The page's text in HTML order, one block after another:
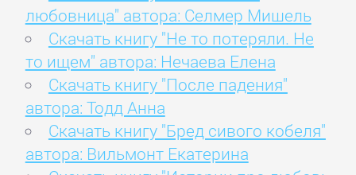
любовница" автора: Селмер Мишель
Скачать книгу "Не то потеряли. Не
то ищем" автора: Нечаева Елена
Скачать книгу "После падения"
автора: Тодд Анна
Скачать книгу "Бред сивого кобеля"
автора: Вильмонт Екатерина